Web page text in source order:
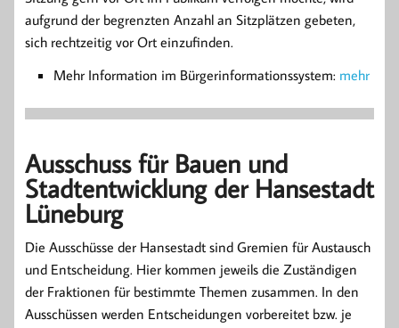
aufgrund der begrenzten Anzahl an Sitzplätzen gebeten,
sich rechtzeitig vor Ort einzufinden.
Mehr Information im Bürgerinformationssystem: mehr
Ausschuss für Bauen und
Stadtentwicklung der Hansestadt
Lüneburg
Die Ausschüsse der Hansestadt sind Gremien für Austausch
und Entscheidung. Hier kommen jeweils die Zuständigen
der Fraktionen für bestimmte Themen zusammen. In den
Ausschüssen werden Entscheidungen vorbereitet bzw. je